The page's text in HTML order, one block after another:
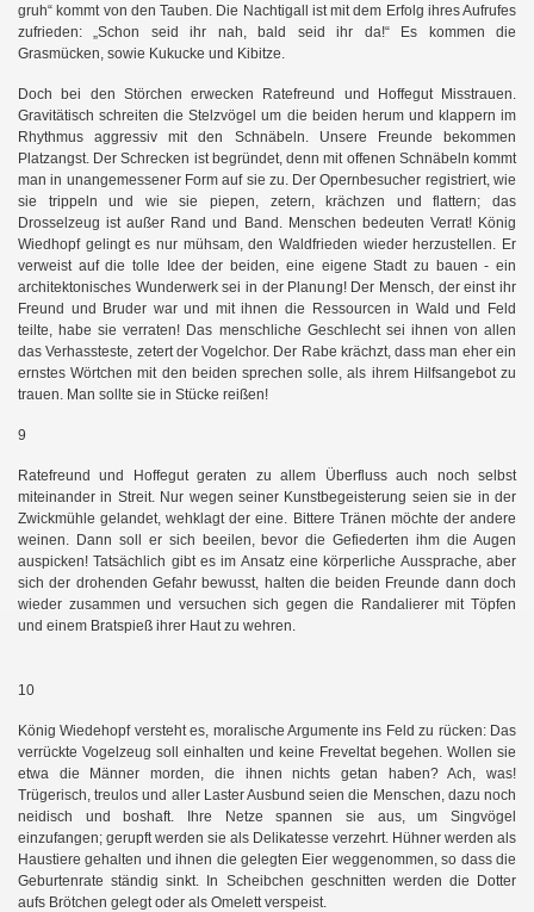
gruh“ kommt von den Tauben. Die Nachtigall ist mit dem Erfolg ihres Aufrufes
zufrieden: „Schon seid ihr nah, bald seid ihr da!“ Es kommen die
Grasmücken, sowie Kukucke und Kibitze.
Doch bei den Störchen erwecken Ratefreund und Hoffegut Misstrauen.
Gravitätisch schreiten die Stelzvögel um die beiden herum und klappern im
Rhythmus aggressiv mit den Schnäbeln. Unsere Freunde bekommen
Platzangst. Der Schrecken ist begründet, denn mit offenen Schnäbeln kommt
man in unangemessener Form auf sie zu. Der Opernbesucher registriert, wie
sie trippeln und wie sie piepen, zetern, krächzen und flattern; das
Drosselzeug ist außer Rand und Band. Menschen bedeuten Verrat! König
Wiedhopf gelingt es nur mühsam, den Waldfrieden wieder herzustellen. Er
verweist auf die tolle Idee der beiden, eine eigene Stadt zu bauen - ein
architektonisches Wunderwerk sei in der Planung! Der Mensch, der einst ihr
Freund und Bruder war und mit ihnen die Ressourcen in Wald und Feld
teilte, habe sie verraten! Das menschliche Geschlecht sei ihnen von allen
das Verhassteste, zetert der Vogelchor. Der Rabe krächzt, dass man eher ein
ernstes Wörtchen mit den beiden sprechen solle, als ihrem Hilfsangebot zu
trauen. Man sollte sie in Stücke reißen!
9
Ratefreund und Hoffegut geraten zu allem Überfluss auch noch selbst
miteinander in Streit. Nur wegen seiner Kunstbegeisterung seien sie in der
Zwickmühle gelandet, wehklagt der eine. Bittere Tränen möchte der andere
weinen. Dann soll er sich beeilen, bevor die Gefiederten ihm die Augen
auspicken! Tatsächlich gibt es im Ansatz eine körperliche Aussprache, aber
sich der drohenden Gefahr bewusst, halten die beiden Freunde dann doch
wieder zusammen und versuchen sich gegen die Randalierer mit Töpfen
und einem Bratspieß ihrer Haut zu wehren.
10
König Wiedehopf versteht es, moralische Argumente ins Feld zu rücken: Das
verrückte Vogelzeug soll einhalten und keine Freveltat begehen. Wollen sie
etwa die Männer morden, die ihnen nichts getan haben? Ach, was!
Trügerisch, treulos und aller Laster Ausbund seien die Menschen, dazu noch
neidisch und boshaft. Ihre Netze spannen sie aus, um Singvögel
einzufangen; gerupft werden sie als Delikatesse verzehrt. Hühner werden als
Haustiere gehalten und ihnen die gelegten Eier weggenommen, so dass die
Geburtenrate ständig sinkt. In Scheibchen geschnitten werden die Dotter
aufs Brötchen gelegt oder als Omelett verspeist.